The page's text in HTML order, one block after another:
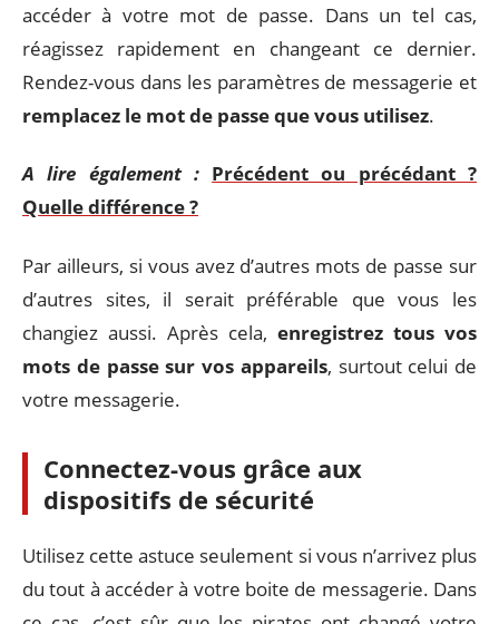
accéder à votre mot de passe. Dans un tel cas,
réagissez rapidement en changeant ce dernier.
Rendez-vous dans les paramètres de messagerie et
remplacez le mot de passe que vous utilisez.
A lire également : Précédent ou précédant ?
Quelle différence ?
Par ailleurs, si vous avez d’autres mots de passe sur
d’autres sites, il serait préférable que vous les
changiez aussi. Après cela, enregistrez tous vos
mots de passe sur vos appareils, surtout celui de
votre messagerie.
Connectez-vous grâce aux
dispositifs de sécurité
Utilisez cette astuce seulement si vous n’arrivez plus
du tout à accéder à votre boite de messagerie. Dans